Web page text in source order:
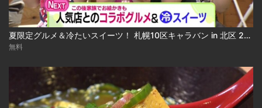
夏限定グルメ＆冷たいスイーツ！ 札幌10区キャラバン in 北区 2026-08-04
無料